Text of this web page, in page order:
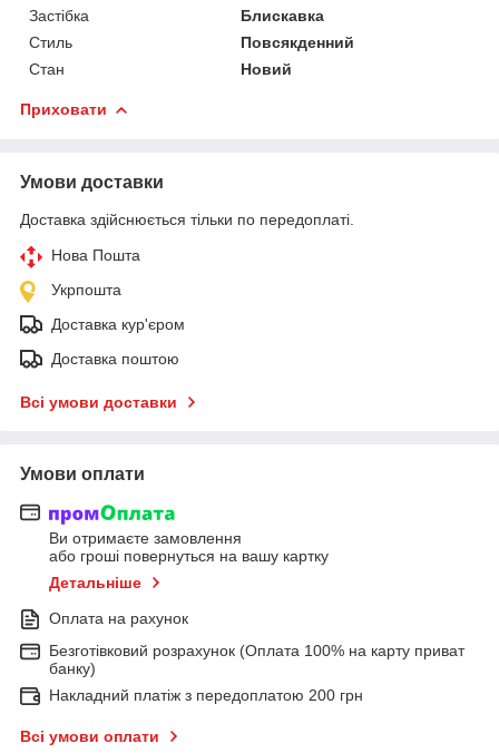
Застібка
Блискавка
Стиль
Повсякденний
Стан
Новий
Приховати
Умови доставки
Доставка здійснюється тільки по передоплаті.
Нова Пошта
Укрпошта
Доставка кур'єром
Доставка поштою
Всі умови доставки
Умови оплати
Ви отримаєте замовлення
або гроші повернуться на вашу картку
Детальніше
Оплата на рахунок
Безготівковий розрахунок (Оплата 100% на карту приват
банку)
Накладний платіж з передоплатою 200 грн
Всі умови оплати